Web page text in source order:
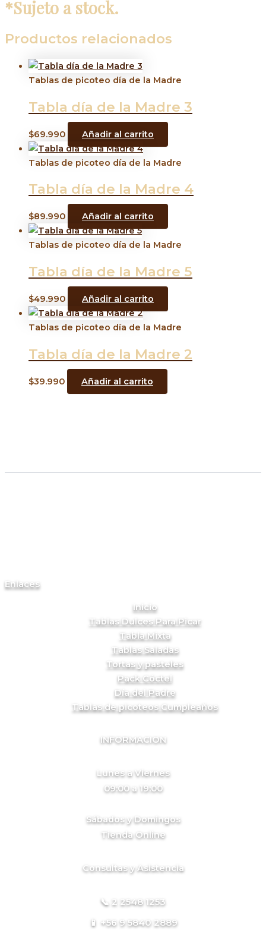
*Sujeto a stock.
Productos relacionados
Tablas de picoteo día de la Madre
Tabla día de la Madre 3
$69.990 Añadir al carrito
Tablas de picoteo día de la Madre
Tabla día de la Madre 4
$89.990 Añadir al carrito
Tablas de picoteo día de la Madre
Tabla día de la Madre 5
$49.990 Añadir al carrito
Tablas de picoteo día de la Madre
Tabla día de la Madre 2
$39.990 Añadir al carrito
Enlaces
Inicio
Tablas Dulces Para Picar
Tabla Mixta
Tablas Saladas
Tortas y pasteles
Pack Cóctel
Día del Padre
Tablas de picoteos Cumpleaños
INFORMACION
Lunes a Viernes
09:00 a 19:00
Sábados y Domingos
Tienda Online
Consultas y Asistencia
📞 2 2548 1253
📱 +56 9 5840 2889